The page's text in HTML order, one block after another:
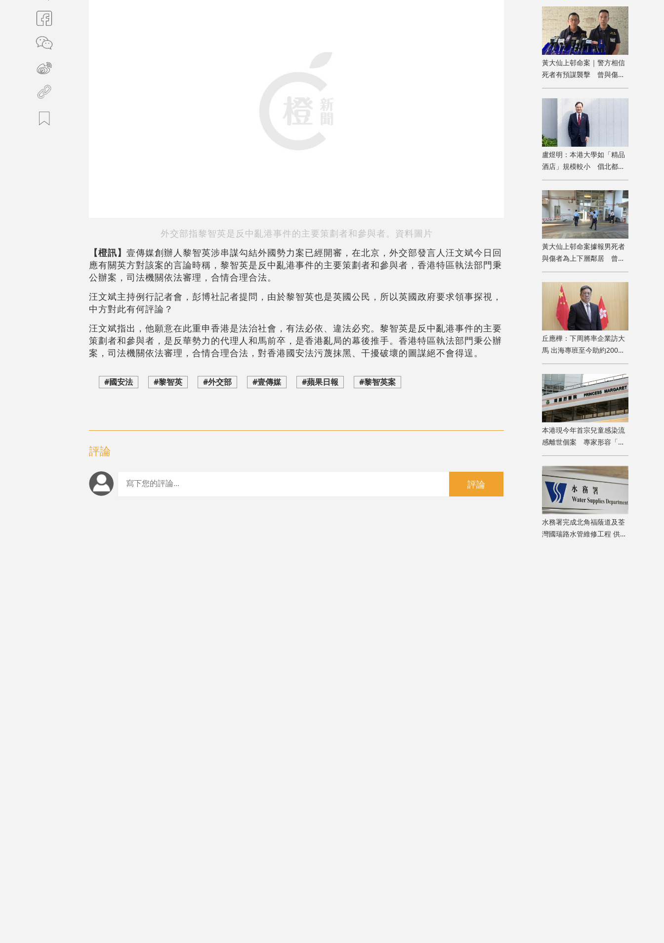
外交部指黎智英是反中亂港事件的主要策劃者和參與者。資料圖片
【橙訊】 壹傳媒創辦人黎智英涉串謀勾結外國勢力案已經開審，在北京，外交部發言人汪文斌今日回
應有關英方對該案的言論時稱，黎智英是反中亂港事件的主要策劃者和參與者，香港特區執法部門秉
公辦案，司法機關依法審理，合情合理合法。
汪文斌主持例行記者會，彭博社記者提問，由於黎智英也是英國公民，所以英國政府要求領事探視，
中方對此有何評論？
汪文斌指出，他願意在此重申香港是法治社會，有法必依、違法必究。黎智英是反中亂港事件的主要
策劃者和參與者，是反華勢力的代理人和馬前卒，是香港亂局的幕後推手。香港特區執法部門秉公辦
案，司法機關依法審理，合情合理合法，對香港國安法污蔑抹黑、干擾破壞的圖謀絕不會得逞。
#國安法 #黎智英 #外交部 #壹傳媒 #蘋果日報 #黎智英案
評論
評論
黃大仙上邨命案｜警方相信
死者有預謀襲擊 曾與傷者
就噪音問題多次爭執
盧煜明：本港大學如「精品
酒店」規模較小 倡北都進
駐各院校發揮協同效應
黃大仙上邨命案據報男死者
與傷者為上下層鄰居 曾因
噪音問題爭執
丘應樺：下周將率企業訪大
馬 出海專班至今助約200間
企業落戶香港
本港現今年首宗兒童感染流
感離世個案 專家形容「三
疫夾擊」籲勿掉以輕心
水務署完成北角福蔭道及荃
灣國瑞路水管維修工程 供水